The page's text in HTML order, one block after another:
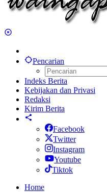
Pencarian
Indeks Berita
Kebijakan dan Privasi
Redaksi
Kirim Berita
Facebook
Twitter
Instagram
Youtube
Tiktok
Home